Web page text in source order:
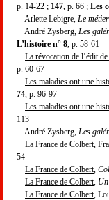
p. 14-22 ; 147 , p. 66 ; Les
Arlette Lebigre, Le
André Zysberg, Les
L’histoire n° 8 , p. 58-61
La révocation de l’édit
p. 60-67
Les maladies ont une
74 , p. 96-97
Les maladies ont une
113
André Zysberg, Les
La France de Colbert ,
54
La France de Colbert
La France de Colbert
La France de Colbert ,